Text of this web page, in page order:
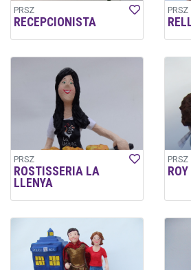
PRSZ
RECEPCIONISTA
PRSZ
PRSZ
ROSTISSERIA LA
LLENYA
PRSZ